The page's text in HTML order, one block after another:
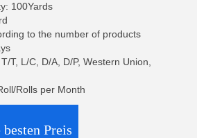
100Yards
to the number of products
T, L/C, D/A, D/P, Western Union,
Rolls per Month
Preis